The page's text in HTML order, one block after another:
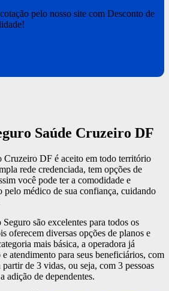
pelo nosso site com Desconto de
Saúde Cruzeiro DF
Cruzeiro DF é aceito em todo território
rede credenciada, tem opções de
você pode ter a comodidade e
pelo médico de sua confiança, cuidando
são excelentes para todos os
oferecem diversas opções de planos e
mais básica, a operadora já
atendimento para seus beneficiários, com
de 3 vidas, ou seja, com 3 pessoas
adição de dependentes.